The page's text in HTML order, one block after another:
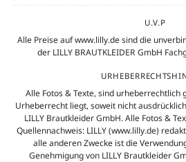
U.V.P
Alle Preise auf www.lilly.de sind die
der LILLY BRAUTKLEIDER GmbH
Alle Fotos & Texte, sind urheberrechtlich
Urheberrecht liegt, soweit nicht
LILLY Brautkleider GmbH. Alle Fotos &
Quellennachweis: LILLY (www.lilly.de)
alle anderen Zwecke ist die
Genehmigung von LILLY Brautkleider